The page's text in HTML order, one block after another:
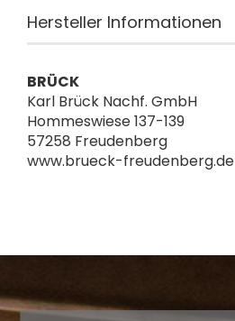
Hersteller Informationen
BRÜCK
Karl Brück Nachf. GmbH
Hommeswiese 137-139
57258 Freudenberg
www.brueck-freudenberg.de